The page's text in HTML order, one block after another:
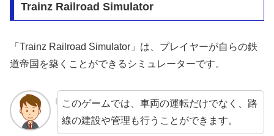
Trainz Railroad Simulator
「Trainz Railroad Simulator」は、プレイヤーが自らの鉄
道帝国を築くことができるシミュレーターです。
このゲームでは、車両の運転だけでなく、路
線の建設や管理も行うことができます。